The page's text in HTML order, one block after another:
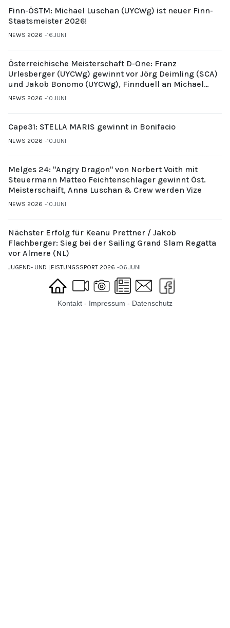
Finn-ÖSTM: Michael Luschan (UYCWg) ist neuer Finn-
Staatsmeister 2026!
NEWS 2026 16.JUNI
Österreichische Meisterschaft D-One: Franz
Urlesberger (UYCWg) gewinnt vor Jörg Deimling (SCA)
und Jakob Bonomo (UYCWg), Finnduell an Michael
Gubi (UYCMo)
NEWS 2026 10.JUNI
Cape31: STELLA MARIS gewinnt in Bonifacio
NEWS 2026 10.JUNI
Melges 24: "Angry Dragon" von Norbert Voith mit
Steuermann Matteo Feichtenschlager gewinnt Öst.
Meisterschaift, Anna Luschan & Crew werden Vize
NEWS 2026 10.JUNI
Nächster Erfolg für Keanu Prettner / Jakob
Flachberger: Sieg bei der Sailing Grand Slam Regatta
vor Almere (NL)
JUGEND- UND LEISTUNGSSPORT 2026 06.JUNI
Kontakt - Impressum - Datenschutz